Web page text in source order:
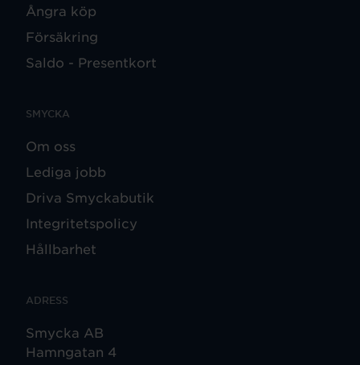
Ångra köp
Försäkring
Saldo - Presentkort
SMYCKA
Om oss
Lediga jobb
Driva Smyckabutik
Integritetspolicy
Hållbarhet
ADRESS
Smycka AB
Hamngatan 4